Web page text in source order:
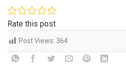
Rate this post
Post Views: 364